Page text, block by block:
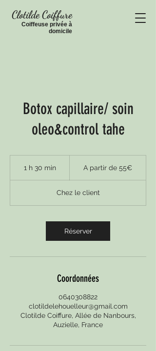
Clotilde Coiffure
Coiffeuse privée à
domicile
Botox capillaire/ soin
oleo&control tahe
1 h 30 min
m
i
A partir de 55€
Chez le client
Réserver
Coordonnées
0640308822
clotildelehouelleur@gmail.com
Clotilde Coiffure, Allée de Nanbours,
Auzielle, France